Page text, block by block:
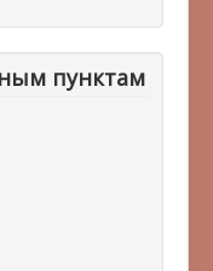
пунктам